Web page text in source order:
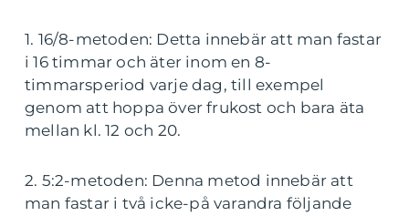
1. 16/8-metoden: Detta innebär att man fastar
i 16 timmar och äter inom en 8-
timmarsperiod varje dag, till exempel
genom att hoppa över frukost och bara äta
mellan kl. 12 och 20.
2. 5:2-metoden: Denna metod innebär att
man fastar i två icke-på varandra följande